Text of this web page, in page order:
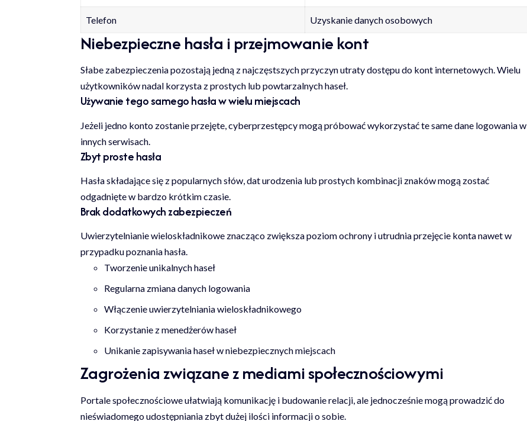
Telefon Uzyskanie danych osobowych
Niebezpieczne hasła i przejmowanie kont
Słabe zabezpieczenia pozostają jedną z najczęstszych przyczyn utraty dostępu do kont internetowych. Wielu
użytkowników nadal korzysta z prostych lub powtarzalnych haseł.
Używanie tego samego hasła w wielu miejscach
Jeżeli jedno konto zostanie przejęte, cyberprzestępcy mogą próbować wykorzystać te same dane logowania w
innych serwisach.
Zbyt proste hasła
Hasła składające się z popularnych słów, dat urodzenia lub prostych kombinacji znaków mogą zostać
odgadnięte w bardzo krótkim czasie.
Brak dodatkowych zabezpieczeń
Uwierzytelnianie wieloskładnikowe znacząco zwiększa poziom ochrony i utrudnia przejęcie konta nawet w
przypadku poznania hasła.
Tworzenie unikalnych haseł
Regularna zmiana danych logowania
Włączenie uwierzytelniania wieloskładnikowego
Korzystanie z menedżerów haseł
Unikanie zapisywania haseł w niebezpiecznych miejscach
Zagrożenia związane z mediami społecznościowymi
Portale społecznościowe ułatwiają komunikację i budowanie relacji, ale jednocześnie mogą prowadzić do
nieświadomego udostępniania zbyt dużej ilości informacji o sobie.